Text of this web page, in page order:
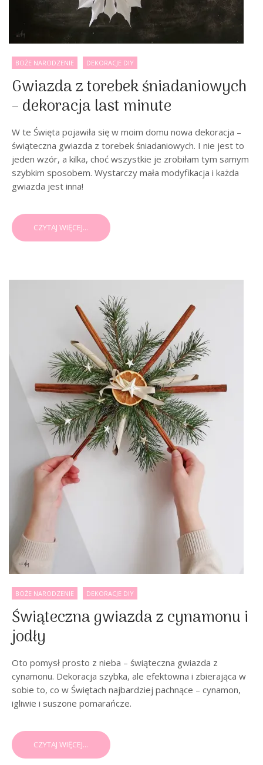
BOŻE NARODZENIE DEKORACJE DIY
Gwiazda z torebek śniadaniowych
– dekoracja last minute
W te Święta pojawiła się w moim domu nowa dekoracja –
świąteczna gwiazda z torebek śniadaniowych. I nie jest to
jeden wzór, a kilka, choć wszystkie je zrobiłam tym samym
szybkim sposobem. Wystarczy mała modyfikacja i każda
gwiazda jest inna!
CZYTAJ WIĘCEJ...
BOŻE NARODZENIE DEKORACJE DIY
Świąteczna gwiazda z cynamonu i
jodły
Oto pomysł prosto z nieba – świąteczna gwiazda z
cynamonu. Dekoracja szybka, ale efektowna i zbierająca w
sobie to, co w Świętach najbardziej pachnące – cynamon,
igliwie i suszone pomarańcze.
CZYTAJ WIĘCEJ...